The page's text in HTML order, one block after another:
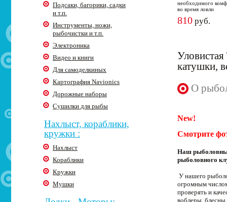
Подсаки, багорики, садки
и т.п.
Инструменты, ножи,
рыбочистки и т.п.
Электроника
Видео и книги
Для самоделкиных
Картография Navionics
Дорожные наборы
Сушилки для рыбы
Нахлыст, кораблики,
кружки :
Нахлыст
Кораблики
Кружки
Мушки
необходимого
во время ловли
810 руб.
катушки,
О
New!
Смотрите
Наш
рыболовного
У нашего
огромным
проверять и
воблеры,